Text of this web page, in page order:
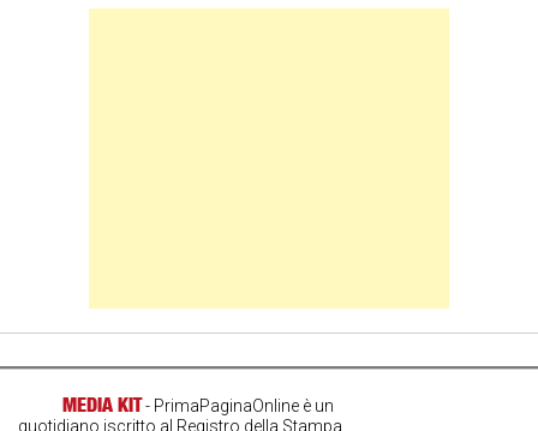
MEDIA KIT- PrimaPaginaOnline è un
quotidiano iscritto al Registro della Stampa